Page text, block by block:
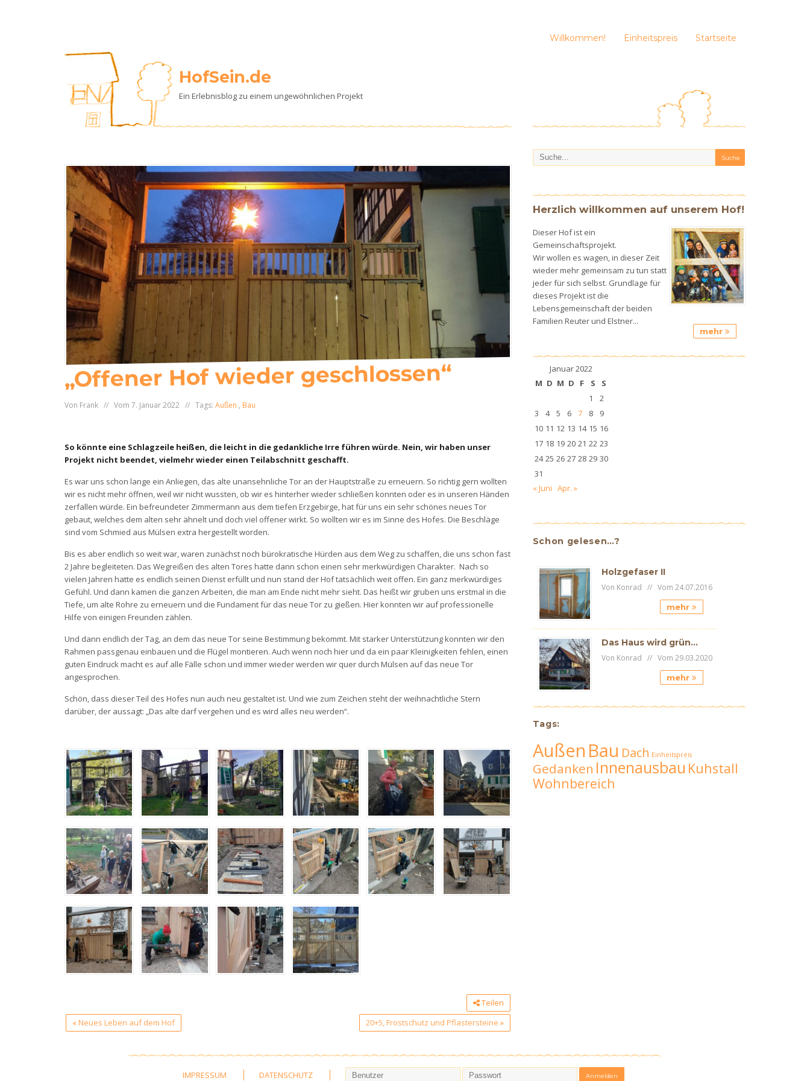
Willkommen! Einheitspreis Startseite
HofSein.de
Ein Erlebnisblog zu einem ungewöhnlichen Projekt
„Offener Hof wieder geschlossen“
Von Frank // Vom 7. Januar 2022 // Tags: Außen , Bau
So könnte eine Schlagzeile heißen, die leicht in die gedankliche Irre führen würde. Nein, wir haben unser
Projekt nicht beendet, vielmehr wieder einen Teilabschnitt geschafft.
Es war uns schon lange ein Anliegen, das alte unansehnliche Tor an der Hauptstraße zu erneuern. So richtig gern wollten
wir es nicht mehr öffnen, weil wir nicht wussten, ob wir es hinterher wieder schließen konnten oder es in unseren Händen
zerfallen würde. Ein befreundeter Zimmermann aus dem tiefen Erzgebirge, hat für uns ein sehr schönes neues Tor
gebaut, welches dem alten sehr ähnelt und doch viel offener wirkt. So wollten wir es im Sinne des Hofes. Die Beschläge
sind vom Schmied aus Mülsen extra hergestellt worden.
Bis es aber endlich so weit war, waren zunächst noch bürokratische Hürden aus dem Weg zu schaffen, die uns schon fast
2 Jahre begleiteten. Das Wegreißen des alten Tores hatte dann schon einen sehr merkwürdigen Charakter. Nach so
vielen Jahren hatte es endlich seinen Dienst erfüllt und nun stand der Hof tatsächlich weit offen. Ein ganz merkwürdiges
Gefühl. Und dann kamen die ganzen Arbeiten, die man am Ende nicht mehr sieht. Das heißt wir gruben uns erstmal in die
Tiefe, um alte Rohre zu erneuern und die Fundament für das neue Tor zu gießen. Hier konnten wir auf professionelle
Hilfe von einigen Freunden zählen.
Und dann endlich der Tag, an dem das neue Tor seine Bestimmung bekommt. Mit starker Unterstützung konnten wir den
Rahmen passgenau einbauen und die Flügel montieren. Auch wenn noch hier und da ein paar Kleinigkeiten fehlen, einen
guten Eindruck macht es auf alle Fälle schon und immer wieder werden wir quer durch Mülsen auf das neue Tor
angesprochen.
Schön, dass dieser Teil des Hofes nun auch neu gestaltet ist. Und wie zum Zeichen steht der weihnachtliche Stern
darüber, der aussagt: „Das alte darf vergehen und es wird alles neu werden“.
Teilen
«Neues Leben auf dem Hof 20+5, Frostschutz und Pflastersteine »
Herzlich willkommen auf unserem Hof!
Dieser Hof ist ein
Gemeinschaftsprojekt.
Wir wollen es wagen, in dieser Zeit
wieder mehr gemeinsam zu tun statt
jeder für sich selbst. Grundlage für
dieses Projekt ist die
Lebensgemeinschaft der beiden
Familien Reuter und Elstner...
mehr
Januar 2022
M D M D F S
S
1
2
3
4 5 6 7 8
9
10 11 12 13 14 15 16
17 18 19 20 21 22 23
24 25 26 27 28 29 30
31
« Juni Apr. »
Schon gelesen…?
Holzgefaser II
Von Konrad // Vom 24.07.2016
mehr
Das Haus wird grün…
Von Konrad // Vom 29.03.2020
mehr
Tags:
Außen Bau Dach Einheitspreis
Gedanken Innenausbau Kuhstall
Wohnbereich
IMPRESSUM DATENSCHUTZ